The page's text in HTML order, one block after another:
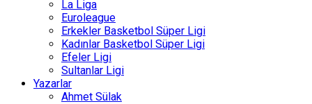
La Liga
Euroleague
Erkekler Basketbol Süper Ligi
Kadınlar Basketbol Süper Ligi
Efeler Ligi
Sultanlar Ligi
Yazarlar
Ahmet Sülak